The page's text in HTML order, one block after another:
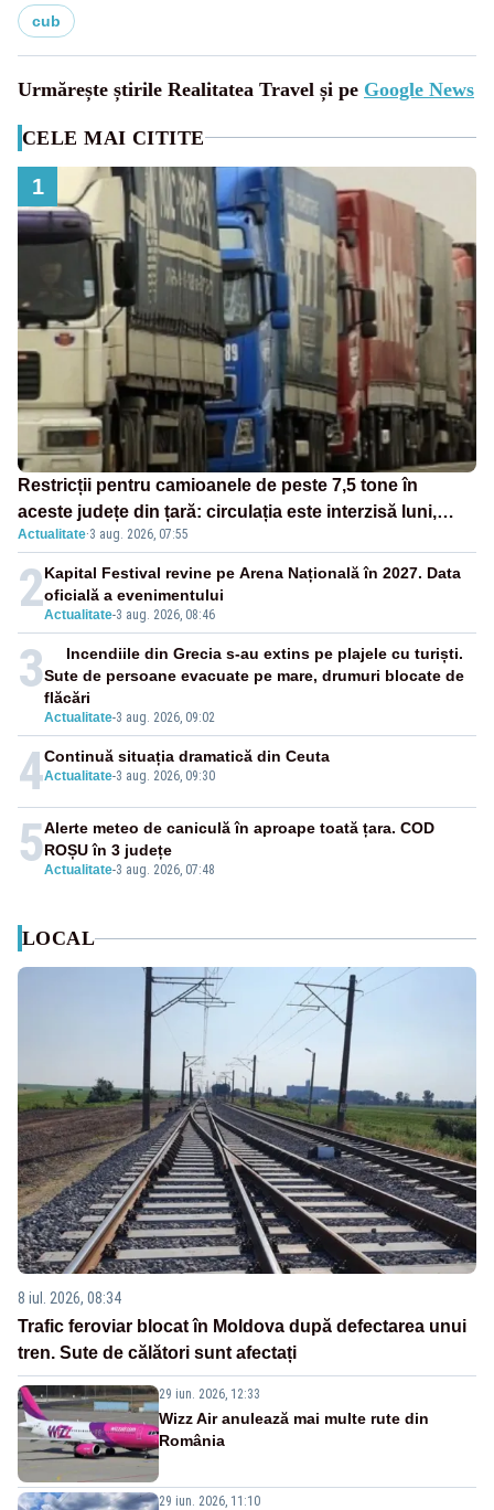
cub
Urmărește știrile Realitatea Travel și pe Google News
CELE MAI CITITE
1
Restricții pentru camioanele de peste 7,5 tone în
aceste județe din țară: circulația este interzisă luni,
între orele 12:00 și 20:00
Actualitate·3 aug. 2026, 07:55
2Actualitate-3 aug. 2026, 08:46
Kapital Festival revine pe Arena Națională în 2027. Data
oficială a evenimentului
3
Actualitate-3 aug. 2026, 09:02
Incendiile din Grecia s-au extins pe plajele cu turiști.
Sute de persoane evacuate pe mare, drumuri blocate de
flăcări
4Actualitate-3 aug. 2026, 09:30
Continuă situația dramatică din Ceuta
5Actualitate-3 aug. 2026, 07:48
Alerte meteo de caniculă în aproape toată țara. COD
ROȘU în 3 județe
LOCAL
8 iul. 2026, 08:34
Trafic feroviar blocat în Moldova după defectarea unui
tren. Sute de călători sunt afectați
29 iun. 2026, 12:33
Wizz Air anulează mai multe rute din
România
29 iun. 2026, 11:10